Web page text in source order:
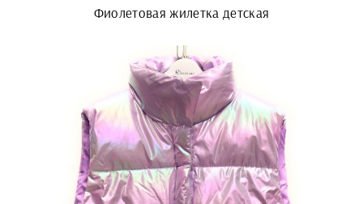
Фиолетовая жилетка детская